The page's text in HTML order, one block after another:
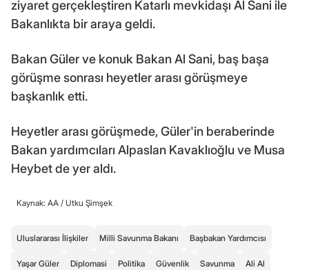
ziyaret gerçekleştiren Katarlı mevkidaşı Al Sani ile
Bakanlıkta bir araya geldi.
Bakan Güler ve konuk Bakan Al Sani, baş başa
görüşme sonrası heyetler arası görüşmeye
başkanlık etti.
Heyetler arası görüşmede, Güler'in beraberinde
Bakan yardımcıları Alpaslan Kavaklıoğlu ve Musa
Heybet de yer aldı.
Kaynak: AA / Utku Şimşek
Uluslararası İlişkiler Milli Savunma Bakanı Başbakan Yardımcısı
Yaşar Güler Diplomasi Politika Güvenlik Savunma Ali Al